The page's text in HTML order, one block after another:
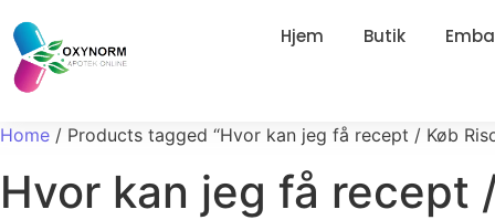
Hjem Butik
Home / Products tagged “Hvor kan jeg få recept / Køb
Hvor kan jeg få recept